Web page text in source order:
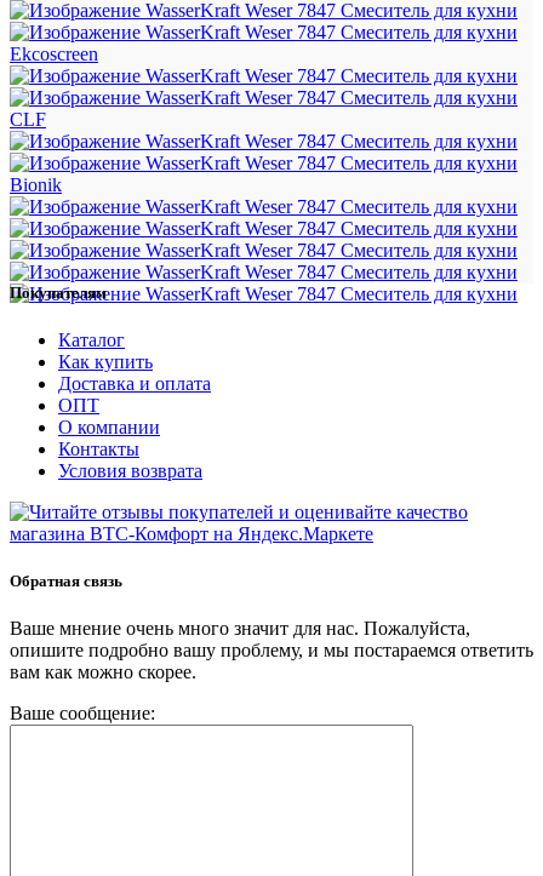
Ekcoscreen
CLF
Bionik
Покупателям
Каталог
Как купить
Доставка и оплата
ОПТ
О компании
Контакты
Условия возврата
Обратная связь
Ваше мнение очень много значит для нас. Пожалуйста,
опишите подробно вашу проблему, и мы постараемся ответить
вам как можно скорее.
Ваше сообщение: